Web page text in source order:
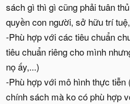
sách gì thì gì cũng phải tuân
quyền con người, sở hữu trí
-Phù hợp với các tiêu chuẩn
tiêu chuẩn riêng cho mình
nọ ấy,...)
-Phù hợp với mô hình thực tiễn
chính sách mà ko có phù hợp